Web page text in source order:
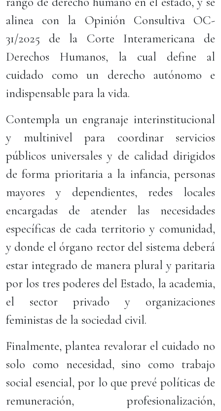
alinea con la Opinión Consultiva OC-
31/2025 de la Corte Interamericana de
Derechos Humanos, la cual define al
cuidado como un derecho autónomo e
indispensable para la vida.
Contempla un engranaje interinstitucional
y multinivel para coordinar servicios
públicos universales y de calidad dirigidos
de forma prioritaria a la infancia, personas
mayores y dependientes, redes locales
encargadas de atender las necesidades
específicas de cada territorio y comunidad,
y donde el órgano rector del sistema deberá
estar integrado de manera plural y paritaria
por los tres poderes del Estado, la academia,
el sector privado y organizaciones
feministas de la sociedad civil.
Finalmente, plantea revalorar el cuidado no
solo como necesidad, sino como trabajo
social esencial, por lo que prevé políticas de
remuneración, profesionalización,